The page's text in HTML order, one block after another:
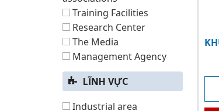
Training Facilities
Research Center
The Media
Management Agency
LĨNH VỰC
Industrial area